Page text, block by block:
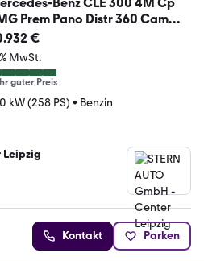
Prem Pano Distr 360 Cam
€
MwSt.
guter Preis
kW (258 PS) • Benzin
Leipzig
Kontakt Parken